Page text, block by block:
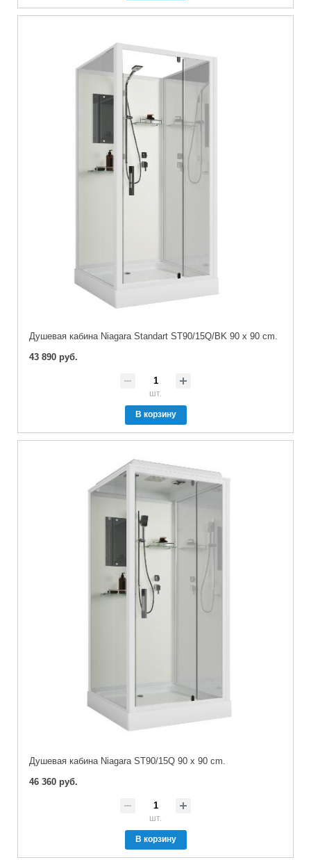
Душевая кабина Niagara Standart ST90/15Q/BK 90 x 90 cm.
43 890 руб.
шт.
В корзину
Душевая кабина Niagara ST90/15Q 90 x 90 cm.
46 360 руб.
шт.
В корзину